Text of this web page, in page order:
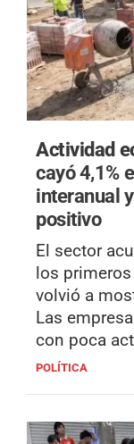
Actividad
cayó 4,1%
interanual
positivo
El sector
los
volvió a
Las
con poca
POLÍTICA